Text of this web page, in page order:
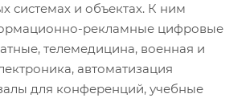
системах и объектах. К ним
рекламные цифровые
телемедицина, военная и
автоматизация
для конференций, учебные